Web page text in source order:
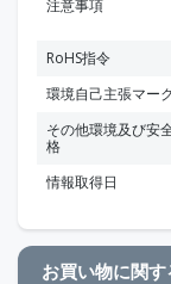
注意事項
RoHS指令
環境自己主張マーク
その他環境及び安
格
情報取得日
お買い物に関